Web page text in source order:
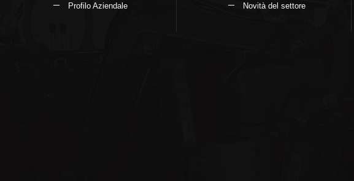
Profilo Aziendale
Novità del settore